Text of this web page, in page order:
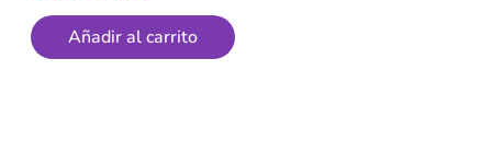
Añadir al carrito